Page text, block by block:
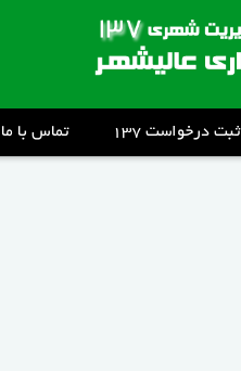
ثبت درخواست ۱۳۷ تماس با ما